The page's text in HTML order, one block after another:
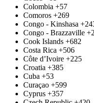
Colombia +57
Comoros +269
Congo - Kinshasa
Congo - Brazzaville
Cook Islands +682
Costa Rica +506
Côte d’Ivoire +225
Croatia +385
Cuba +53
Curaçao +599
Cyprus +357